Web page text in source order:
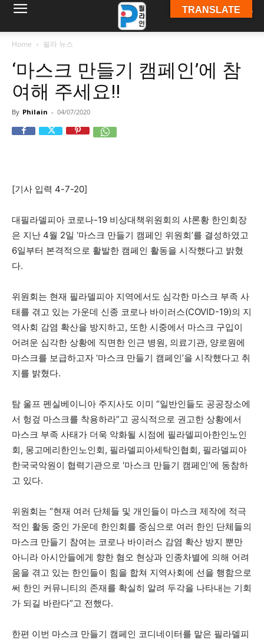
Home 필라 뉴스
‘마스크 만들기 캠페인’에 참
여해 주세요!!
By Philain - 04/07/2020
[기사 입력 4-7-20]
대필라델피아 코로나-19 비상대책위원회의 샤론황 한인회장
은 지난 4월 2일 ‘마스크 만들기 캠페인 위원회’를 결성하였고
6일부터 본격적으로 활발한 캠페인 활동을 시작했다고 밝혔
다.
위원회는 현재 필라델피아 지역에서도 심각한 마스크 부족 사
태를 겪고 있는 가운데 신종 코로나 바이러스(COVID-19)의 지
역사회 감염 확산을 방지하고, 또한 시중에서 마스크 구입이
어려운 심각한 상황에 직면한 인근 병원, 의료기관, 양로원에
마스크를 보급하고자 ‘마스크 만들기 캠페인’을 시작했다고 취
지를 밝혔다.
탐 울프 펜실베이니아 주지사도 이미 “일반인들도 공공장소에
서 헝겊 마스크를 착용하라”고 공식적으로 권고한 상황에서
마스크 부족 사태가 더욱 악화될 시점에 필라델피아한인노인
회, 몽고메리한인노인회, 필라델피아세탁인협회, 필라델피아
한국국악원이 협력기관으로 ‘마스크 만들기 캠페인’에 동참하
고 있다.
위원회는 “현재 여러 단체들 및 개인들이 마스크 제작에 적극
적인 활동 중인 가운데 한인회를 중심으로 여러 한인 단체들의
마스크 만들기 참여는 코로나 바이러스 감염 확산 방지 뿐만
아니라 아시안들에게 향한 혐오 현상과 인종차별에 의해 어려
움을 겪고 있는 한인들이 힘을 합쳐 지역사회에 선을 행함으로
써 한인 커뮤니티의 존재를 확실히 알려 두각을 나타내는 기회
가 되길 바란다”고 전했다.
한편 이번 마스크 만들기 캠페인 코디네이터를 맡은 필라델피
TRANSLATE